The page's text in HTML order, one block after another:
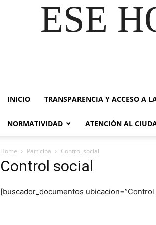
ESE
INICIO TRANSPARENCIA Y ACCESO A
NORMATIVIDAD ATENCIÓN AL
Home Participa Control social
Control social
[buscador_documentos ubicacion=”Control